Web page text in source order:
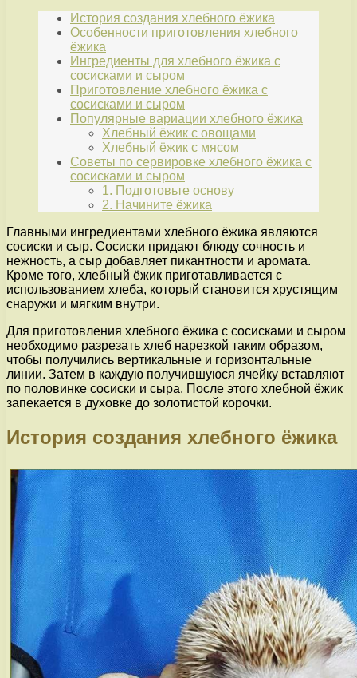
История создания хлебного ёжика
Особенности приготовления хлебного
ёжика
Ингредиенты для хлебного ёжика с
сосисками и сыром
Приготовление хлебного ёжика с
сосисками и сыром
Популярные вариации хлебного ёжика
Хлебный ёжик с овощами
Хлебный ёжик с мясом
Советы по сервировке хлебного ёжика с
сосисками и сыром
1. Подготовьте основу
2. Начините ёжика
Главными ингредиентами хлебного ёжика являются
сосиски и сыр. Сосиски придают блюду сочность и
нежность, а сыр добавляет пикантности и аромата.
Кроме того, хлебный ёжик приготавливается с
использованием хлеба, который становится хрустящим
снаружи и мягким внутри.
Для приготовления хлебного ёжика с сосисками и сыром
необходимо разрезать хлеб нарезкой таким образом,
чтобы получились вертикальные и горизонтальные
линии. Затем в каждую получившуюся ячейку вставляют
по половинке сосиски и сыра. После этого хлебной ёжик
запекается в духовке до золотистой корочки.
История создания хлебного ёжика